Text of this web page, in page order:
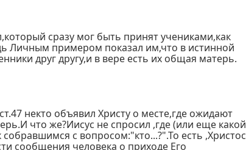
сразу мог быть принят учениками,как
Личным примером показал им,что в истинной
друг другу,и в вере есть их общая матерь.
некто объявил Христу о месте,где ожидают
что же?Иисус не спросил ,где (или еще какой
с вопросом:"кто...?".То есть ,Христос
сообщения человека о приходе Его